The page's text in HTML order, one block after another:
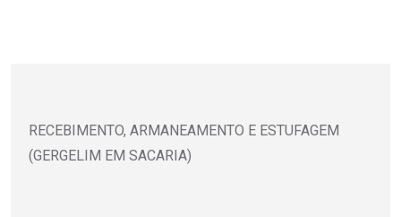
RECEBIMENTO, ARMANEAMENTO E ESTUFAGEM
(GERGELIM EM SACARIA)